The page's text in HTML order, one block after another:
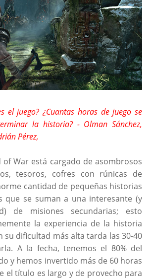
el juego? ¿Cuantas horas de juego se
la historia? - Olman Sánchez,
Pérez,
of War está cargado de asombrosos
tesoros, cofres con rúnicas de
cantidad de pequeñas historias
que se suman a una interesante (y
de misiones secundarias; esto
la experiencia de la historia
su dificultad más alta tarda las 30-40
A la fecha, tenemos el 80% del
y hemos invertido más de 60 horas
el título es largo y de provecho para